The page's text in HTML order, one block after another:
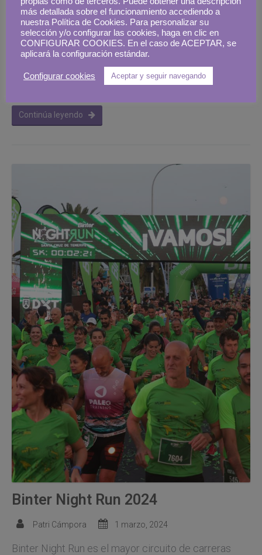
la isla. Una ciudad acogedora, alegre y colorida:
Santa Cruz de Tenerife. La capital de la isla, es una
ciudad orgullosa de su historia, amante de sus
fiestas y tradiciones, y de su cultura y gastronomía.
laureles de Índias y vibrantes flamboyanes, en …
Continúa leyendo
Binter Night Run 2024
Patri Cámpora 1 marzo, 2024
Binter Night Run es el mayor circuito de carreras
más detallada sobre el funcionamiento accediendo a
nuestra Política de Cookies. Para personalizar su
selección y/o configurar las cookies, haga en clic en
CONFIGURAR COOKIES. En el caso de ACEPTAR, se
aplicará la configuración estándar.
Configurar cookies Aceptar y seguir navegando